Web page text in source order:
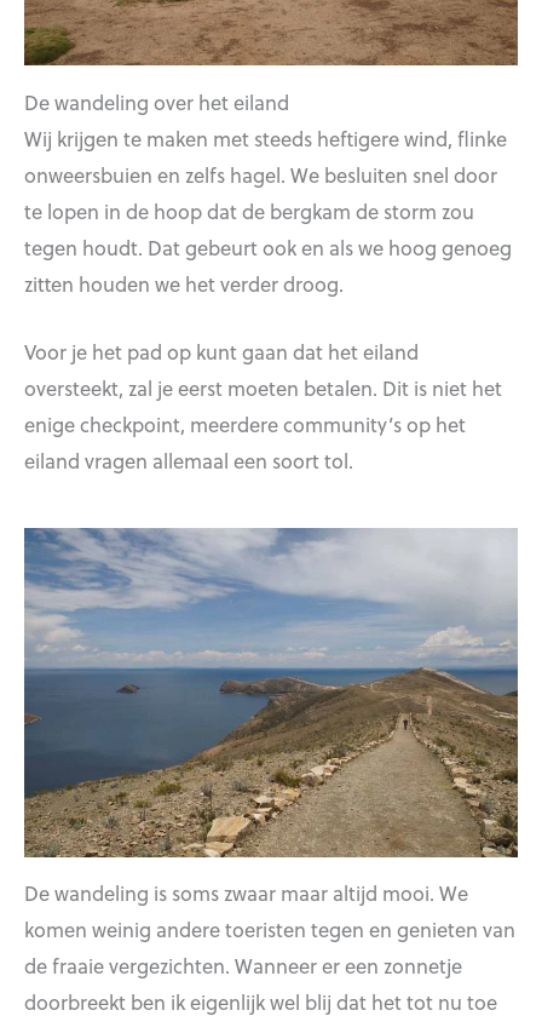
De wandeling over het eiland
Wij krijgen te maken met steeds heftigere wind, flinke
onweersbuien en zelfs hagel. We besluiten snel door
te lopen in de hoop dat de bergkam de storm zou
tegen houdt. Dat gebeurt ook en als we hoog genoeg
zitten houden we het verder droog.
Voor je het pad op kunt gaan dat het eiland
oversteekt, zal je eerst moeten betalen. Dit is niet het
enige checkpoint, meerdere community’s op het
eiland vragen allemaal een soort tol.
De wandeling is soms zwaar maar altijd mooi. We
komen weinig andere toeristen tegen en genieten van
de fraaie vergezichten. Wanneer er een zonnetje
doorbreekt ben ik eigenlijk wel blij dat het tot nu toe